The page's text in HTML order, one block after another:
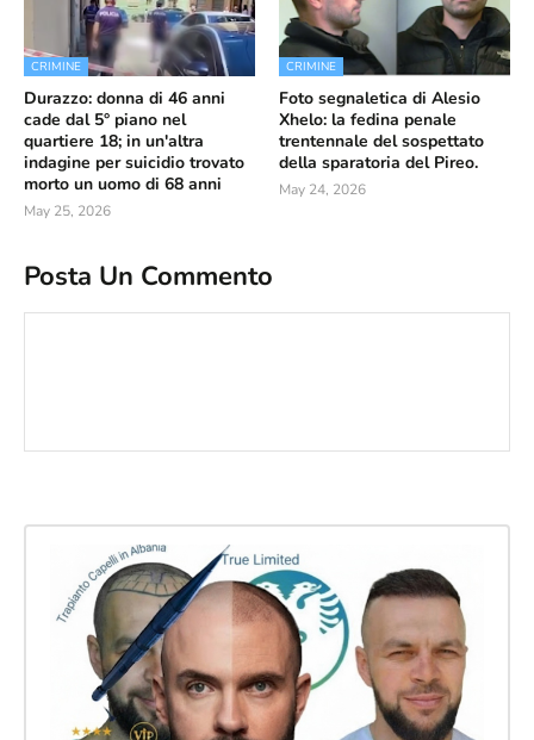
CRIMINE
Durazzo: donna di 46 anni
cade dal 5° piano nel
quartiere 18; in un'altra
indagine per suicidio trovato
morto un uomo di 68 anni
May 25, 2026
CRIMINE
Foto segnaletica di Alesio
Xhelo: la fedina penale
trentennale del sospettato
della sparatoria del Pireo.
May 24, 2026
Posta Un Commento